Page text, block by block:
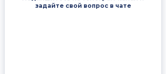
задайте свой вопрос в чате